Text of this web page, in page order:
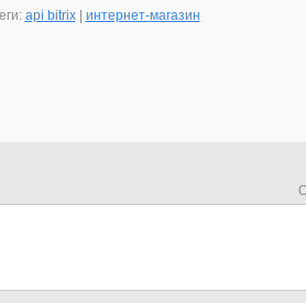
api bitrix| интернет-магазин